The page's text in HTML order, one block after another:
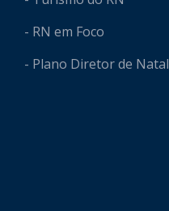
- RN em Foco
- Plano Diretor de Natal